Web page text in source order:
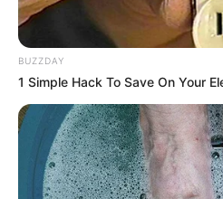
BUZZDAY
1 Simple Hack To Save On Your